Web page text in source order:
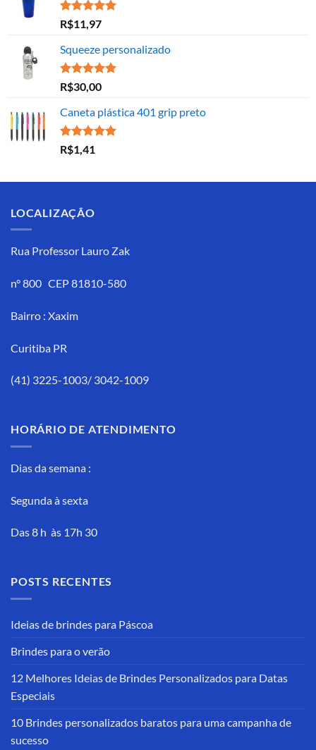
Avaliação
5.00
de 5
R$11,97
Squeeze personalizado
Avaliação
5.00
de 5
R$30,00
Caneta plástica 401 grip preto
Avaliação
5.00 de 5
R$1,41
LOCALIZAÇÃO
Rua Professor Lauro Zak
n° 800 CEP 81810-580
Bairro : Xaxim
Curitiba PR
(41) 3225-1003/ 3042-1009
HORÁRIO DE ATENDIMENTO
Dias da semana :
Segunda à sexta
Das 8 h às 17h 30
POSTS RECENTES
Ideias de brindes para Páscoa
Brindes para o verão
12 Melhores Ideias de Brindes Personalizados para Datas
Especiais
10 Brindes personalizados baratos para uma campanha de
sucesso